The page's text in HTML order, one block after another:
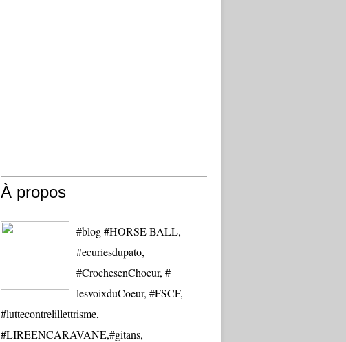
À propos
#blog #HORSE BALL,
#ecuriesdupato,
#CrochesenChoeur, #
lesvoixduCoeur, #FSCF,
#luttecontrelillettrisme,
#LIREENCARAVANE,#gitans,